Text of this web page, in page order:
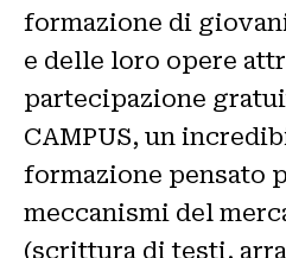
formazione di
e delle loro opere
partecipazione
CAMPUS, un
formazione pensato
meccanismi del
(scrittura di testi,